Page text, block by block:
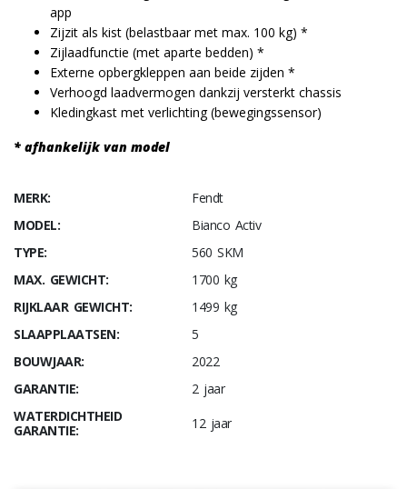
app
Zijzit als kist (belastbaar met max. 100 kg) *
Zijlaadfunctie (met aparte bedden) *
Externe opbergkleppen aan beide zijden *
Verhoogd laadvermogen dankzij versterkt chassis
Kledingkast met verlichting (bewegingssensor)
* afhankelijk van model
MERK:
Fendt
MODEL:
Bianco Activ
TYPE:
560 SKM
MAX. GEWICHT:
1700 kg
RIJKLAAR GEWICHT:
1499 kg
SLAAPPLAATSEN:
5
BOUWJAAR:
2022
GARANTIE:
2 jaar
WATERDICHTHEID
GARANTIE:
12 jaar